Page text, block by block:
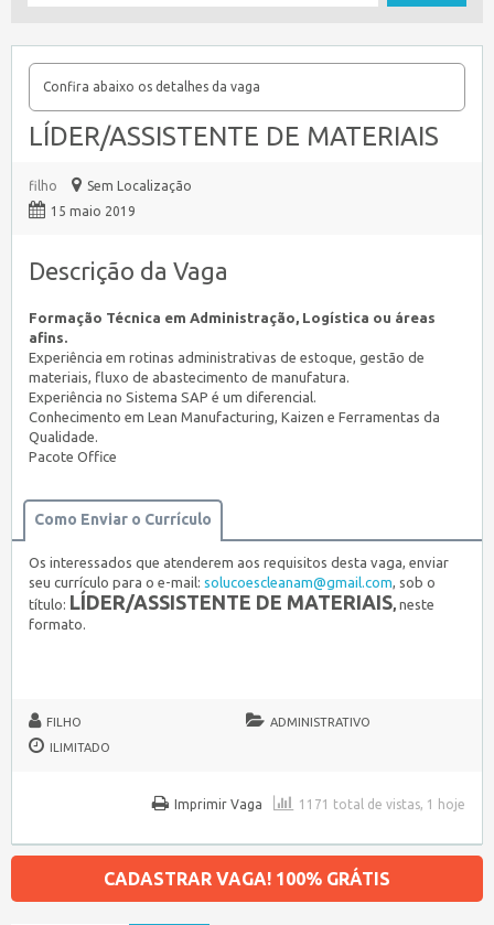
Confira abaixo os detalhes da vaga
LÍDER/ASSISTENTE DE MATERIAIS
filho
Sem Localização
15 maio 2019
Descrição da Vaga
Formação Técnica em Administração, Logística ou áreas
afins.
Experiência em rotinas administrativas de estoque, gestão de
materiais, fluxo de abastecimento de manufatura.
Experiência no Sistema SAP é um diferencial.
Conhecimento em Lean Manufacturing, Kaizen e Ferramentas da
Qualidade.
Pacote Office
Como Enviar o Currículo
Os interessados que atenderem aos requisitos desta vaga, enviar
seu currículo para o e-mail: solucoescleanam@gmail.com, sob o
título: LÍDER/ASSISTENTE DE MATERIAIS, neste
formato.
FILHO
ADMINISTRATIVO
ILIMITADO
1171 total de vistas, 1 hoje
Imprimir Vaga
CADASTRAR VAGA! 100% GRÁTIS